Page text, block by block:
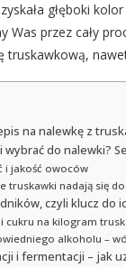
głęboki
Was przez cały
truskawkową,
na nalewkę z
wybrać do nalewki?
i jakość owoców
truskawki nadają się
czyli klucz
cukru na kilogram
alkoholu –
i fermentacji – jak